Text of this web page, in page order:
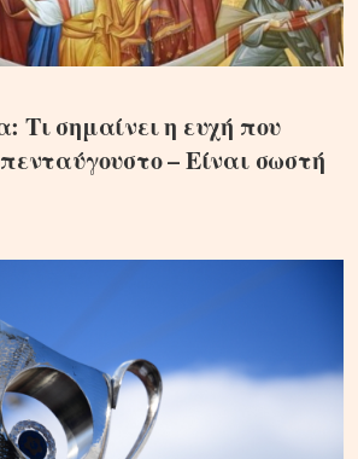
σημαίνει η ευχή που
– Είναι σωστή